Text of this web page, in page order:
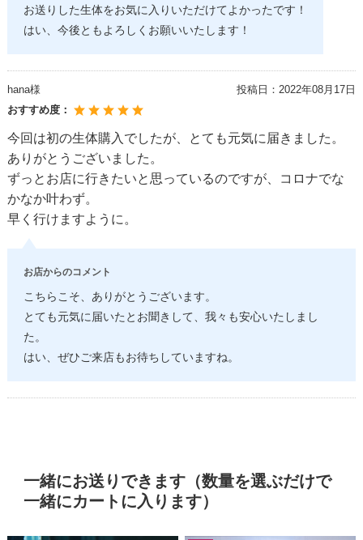
お送りした生体をお気に入りいただけてよかったです！
はい、今後ともよろしくお願いいたします！
hana様 投稿日： 2022年08月17日
おすすめ度：
今回は初の生体購入でしたが、とても元気に届きました。
ありがとうございました。
ずっとお店に行きたいと思っているのですが、コロナでな
かなか叶わず。
早く行けますように。
お店からのコメント
こちらこそ、ありがとうございます。
とても元気に届いたとお聞きして、我々も安心いたしまし
た。
はい、ぜひご来店もお待ちしていますね。
一緒にお送りできます（数量を選ぶだけで
一緒にカートに入ります）